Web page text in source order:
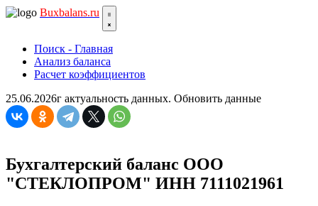
Buxbalans.ru
Поиск - Главная
Анализ баланса
Расчет коэффициентов
25.06.2026г актуальность данных. Обновить данные
Бухгалтерский баланс ООО
"СТЕКЛОПРОМ" ИНН 7111021961